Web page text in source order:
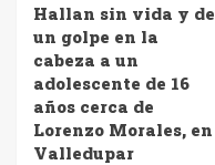
Hallan sin vida y de
un golpe en la
cabeza a un
adolescente de 16
años cerca de
Lorenzo Morales, en
Valledupar